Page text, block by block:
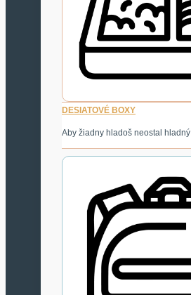
DESIATOVÉ BOXY
Aby žiadny hladoš neostal hladný.